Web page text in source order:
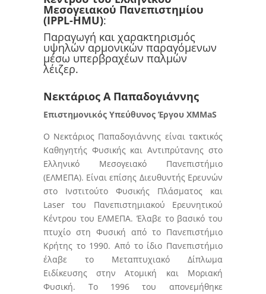
Μεσογειακού Πανεπιστημίου
(IPPL-HMU):
Παραγωγή και χαρακτηρισμός
υψηλών αρμονικών παραγόμενων
μέσω υπερβραχέων παλμών
λέιζερ.
​Νεκτάριος Α Παπαδογιάννης
Επιστημονικός Υπεύθυνος Έργου XMMaS
Ο Νεκτάριος Παπαδογιάννης είναι τακτικός
Καθηγητής Φυσικής και Αντιπρύτανης στο
Ελληνικό Μεσογειακό Πανεπιστήμιο
(ΕΛΜΕΠΑ). Είναι επίσης Διευθυντής Ερευνών
στο Ινστιτούτο Φυσικής Πλάσματος και
Laser του Πανεπιστημιακού Ερευνητικού
Κέντρου του ΕΛΜΕΠΑ. Έλαβε το βασικό του
πτυχίο στη Φυσική από το Πανεπιστήμιο
Κρήτης το 1990. Από το ίδιο Πανεπιστήμιο
έλαβε το Μεταπτυχιακό Δίπλωμα
Ειδίκευσης στην Ατομική και Μοριακή
Φυσική. Το 1996 του απονεμήθηκε